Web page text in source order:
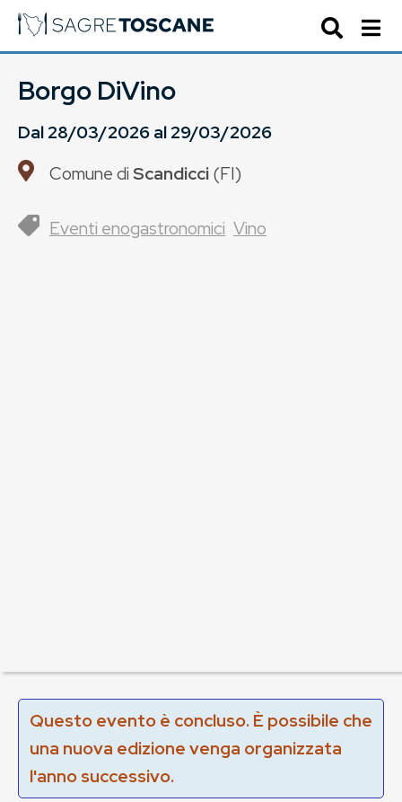
Borgo DiVino
Dal28/03/2026al29/03/2026
Comune diScandicci(FI)
Eventi enogastronomici Vino
Questo evento è concluso. È possibile che
una nuova edizione venga organizzata
l'anno successivo.